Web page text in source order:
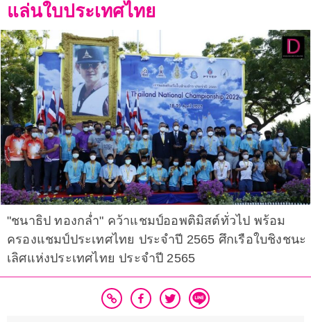
แล่นใบประเทศไทย
"ชนาธิป ทองกล่ำ" คว้าแชมป์ออพติมิสต์ทั่วไป พร้อม
ครองแชมป์ประเทศไทย ประจำปี 2565 ศึกเรือใบชิงชนะ
เลิศแห่งประเทศไทย ประจำปี 2565